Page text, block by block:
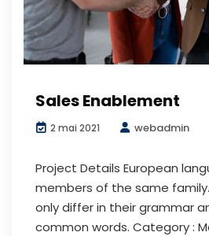
Sales Enablement
2 mai 2021 webadmin
Project Details European
members of the same
only differ in their grammar
common words. Category :